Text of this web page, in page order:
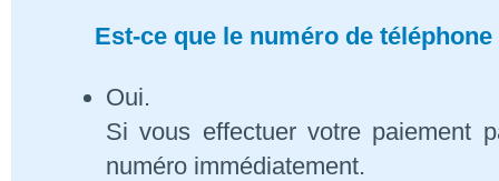
Est-ce que le numéro de
Oui.
Si vous effectuer votre paiement
numéro immédiatement.